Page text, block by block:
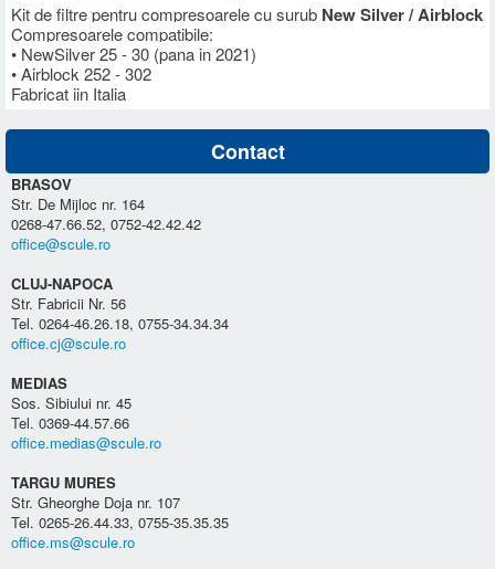
Kit de filtre pentru compresoarele cu surub New Silver / Airblock
Compresoarele compatibile:
• NewSilver 25 - 30 (pana in 2021)
• Airblock 252 - 302
Fabricat iin Italia
Contact
BRASOV
Str. De Mijloc nr. 164
0268-47.66.52, 0752-42.42.42
office@scule.ro
CLUJ-NAPOCA
Str. Fabricii Nr. 56
Tel. 0264-46.26.18, 0755-34.34.34
office.cj@scule.ro
MEDIAS
Sos. Sibiului nr. 45
Tel. 0369-44.57.66
office.medias@scule.ro
TARGU MURES
Str. Gheorghe Doja nr. 107
Tel. 0265-26.44.33, 0755-35.35.35
office.ms@scule.ro